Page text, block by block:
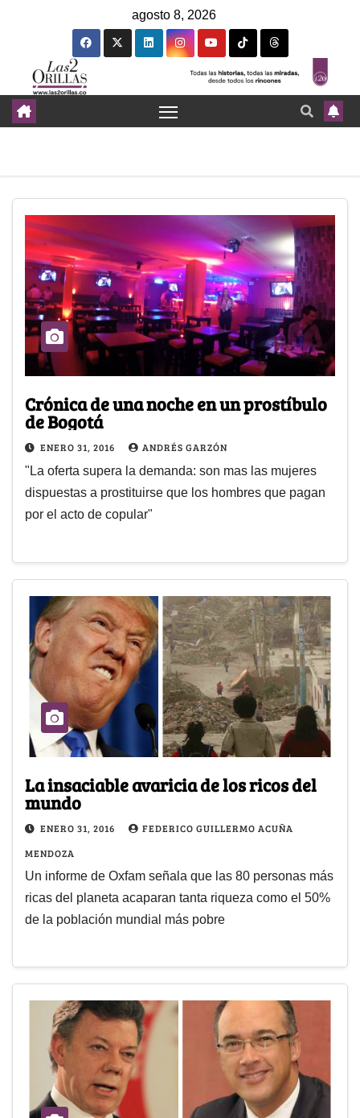
agosto 8, 2026
Crónica de una noche en un prostíbulo
de Bogotá
ENERO 31, 2016 ANDRÉS GARZÓN
"La oferta supera la demanda: son mas las mujeres
dispuestas a prostituirse que los hombres que pagan
por el acto de copular"
La insaciable avaricia de los ricos del
mundo
ENERO 31, 2016
FEDERICO GUILLERMO ACUÑA
MENDOZA
Un informe de Oxfam señala que las 80 personas más
ricas del planeta acaparan tanta riqueza como el 50%
de la población mundial más pobre